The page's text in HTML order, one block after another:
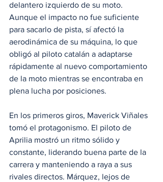
delantero izquierdo de su moto.
Aunque el impacto no fue suficiente
para sacarlo de pista, sí afectó la
aerodinámica de su máquina, lo que
obligó al piloto catalán a adaptarse
rápidamente al nuevo comportamiento
de la moto mientras se encontraba en
plena lucha por posiciones.
En los primeros giros, Maverick Viñales
tomó el protagonismo. El piloto de
Aprilia mostró un ritmo sólido y
constante, liderando buena parte de la
carrera y manteniendo a raya a sus
rivales directos. Márquez, lejos de